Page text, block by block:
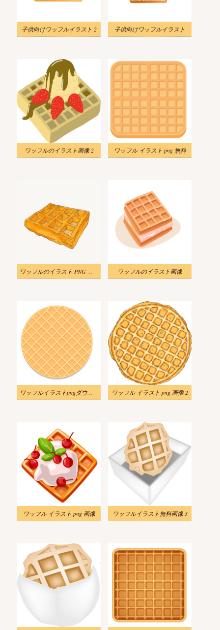
子供向けワッフルイラスト 2 子供向けワッフルイラスト
ワッフルのイラスト画像 2 ワッフル イラスト png 無料
ワッフルのイラスト PNG イメージ ワッフルのイラスト画像
ワッフルイラストpngダウンロード ワッフル イラスト png 画像 2
ワッフル イラスト png 画像 ワッフルイラスト無料画像 3